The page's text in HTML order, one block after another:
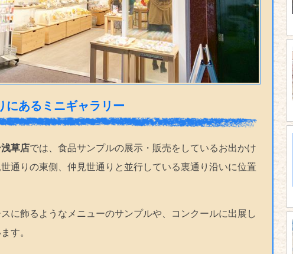
にあるミニギャラリー
草店では、食品サンプルの展示・販売をしているお出かけ
通りの東側、仲見世通りと並行している裏通り沿いに位置
に飾るようなメニューのサンプルや、コンクールに出展し
す。